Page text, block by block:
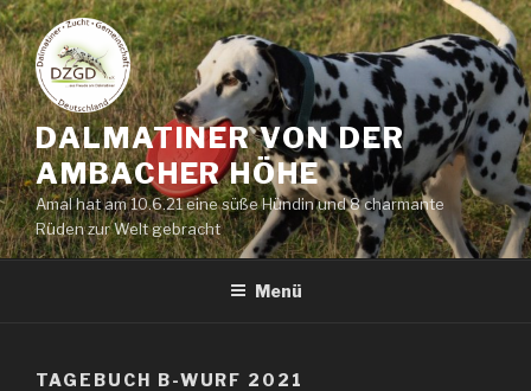
Zum
Inhalt
springen
DALMATINER VON DER
AMBACHER HÖHE
Amal hat am 10.6.21 eine süße Hündin und 8 charmante
Rüden zur Welt gebracht
Menü
TAGEBUCH B-WURF 2021